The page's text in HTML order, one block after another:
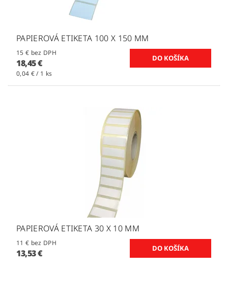
PAPIEROVÁ ETIKETA 100 X 150 MM
15 € bez DPH
18,45 €
0,04 € / 1 ks
PAPIEROVÁ ETIKETA 30 X 10 MM
11 € bez DPH
13,53 €